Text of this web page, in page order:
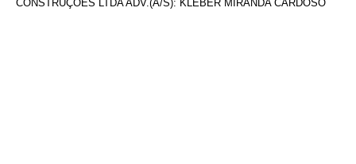
CONSTRUÇÕES LTDA ADV.(A/S): KLÉBER MIRANDA CARDOSO